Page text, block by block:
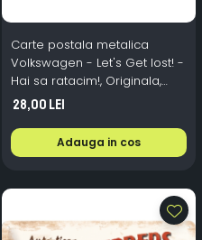
Carte postala metalica
Volkswagen - Let's Get lost! -
Hai sa ratacim!, Originala,
10x14 cm
28,00 Lei
Adauga in cos